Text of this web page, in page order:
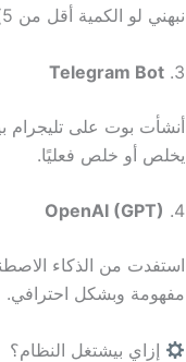
نبهني لو الكمية أقل من 5).
3.
Telegram Bot
أنشأت بوت على تليجرام
يخلص أو خلص فعليًا.
4.
OpenAI (GPT)
استفدت من الذكاء
مفهومة وبشكل احترافي.
إزاي بيشتغل النظام؟